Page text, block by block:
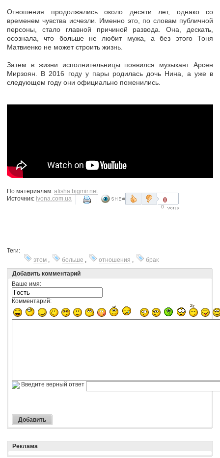
Отношения продолжались около десяти лет, однако со
временем чувства исчезли. Именно это, по словам публичной
персоны, стало главной причиной развода. Она, дескать,
осознала, что больше не любит мужа, а без этого Тоня
Матвиенко не может строить жизнь.
Затем в жизни исполнительницы появился музыкант Арсен
Мирзоян. В 2016 году у пары родилась дочь Нина, а уже в
следующем году они официально поженились.
По материалам: afisha.bigmir.net
Источник: ivona.com.ua 0
0
Теги:
этом
больше отношения
брак
Добавить комментарий
Ваше имя:
Комментарий:
Введите верный ответ
Реклама